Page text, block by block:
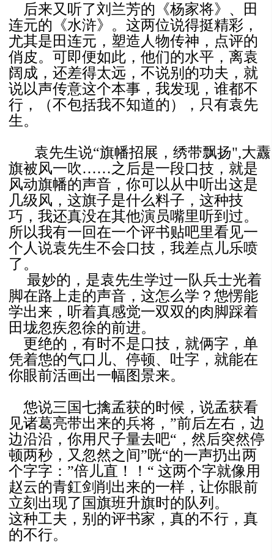
后来又听了刘兰芳的《杨家将》、田
连元的《水浒》。这两位说得挺精彩，
尤其是田连元，塑造人物传神，点评的
俏皮。可即便如此，他们的水平，离袁
阔成，还差得太远，不说别的功夫，就
说以声传意这个本事，我发现，谁都不
行，（不包括我不知道的），只有袁先
生。
袁先生说“旗幡招展，绣带飘扬",大纛
旗被风一吹……之后是一段口技，就是
风动旗幡的声音，你可以从中听出这是
几级风，这旗子是什么料子，这种技
巧，我还真没在其他演员嘴里听到过。
所以我有一回在一个评书贴吧里看见一
个人说袁先生不会口技，我差点儿乐喷
了。
最妙的，是袁先生学过一队兵士光着
脚在路上走的声音，这怎么学？怹愣能
学出来，听着真感觉一双双的肉脚踩着
田垅忽疾忽徐的前进。
更绝的，有时不是口技，就俩字，单
凭着怹的气口儿、停顿、吐字，就能在
你眼前活画出一幅图景来。
怹说三国七擒孟获的时候，说孟获看
见诸葛亮带出来的兵将，”前后左右，边
边沿沿，你用尺子量去吧“，然后突然停
顿两秒，又忽然之间”咣“的一声扔出两
个字字：”倍儿直！！“ 这两个字就像用
赵云的青釭剑削出来的一样，让你眼前
立刻出现了国旗班升旗时的队列。
这种工夫，别的评书家，真的不行，真
的不行。